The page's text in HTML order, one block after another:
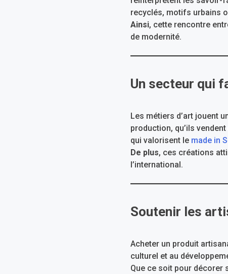
recyclés, motifs urbains
Ainsi, cette rencontre
de modernité.
Un secteur qui
Les métiers d’art jouent
production, qu’ils
qui valorisent le made in
De plus, ces créations
l’international.
Soutenir les
Acheter un produit
culturel et au
Que ce soit pour décorer